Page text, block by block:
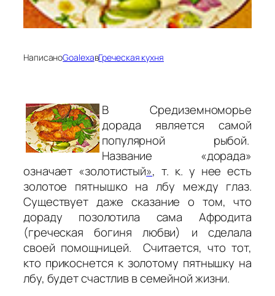
НаписаноGoalexaвГреческая кухня
В Средиземноморье
дорада является самой
популярной рыбой.
Название «дорада»
означает «золотистый», т. к. у нее есть
золотое пятнышко на лбу между глаз.
Существует даже сказание о том, что
дораду позолотила сама Афродита
(греческая богиня любви) и сделала
своей помощницей. Считается, что тот,
кто прикоснется к золотому пятнышку на
лбу, будет счастлив в семейной жизни.